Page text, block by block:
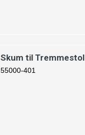
Skum til
55000-401